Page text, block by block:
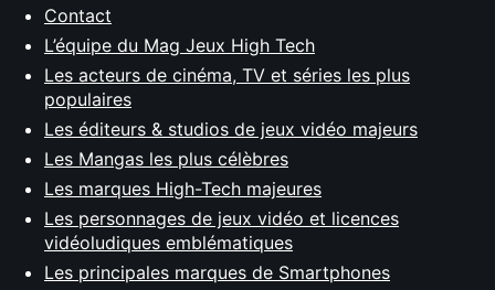
Contact
L’équipe du Mag Jeux High Tech
Les acteurs de cinéma, TV et séries les plus
populaires
Les éditeurs & studios de jeux vidéo majeurs
Les Mangas les plus célèbres
Les marques High-Tech majeures
Les personnages de jeux vidéo et licences
vidéoludiques emblématiques
Les principales marques de Smartphones